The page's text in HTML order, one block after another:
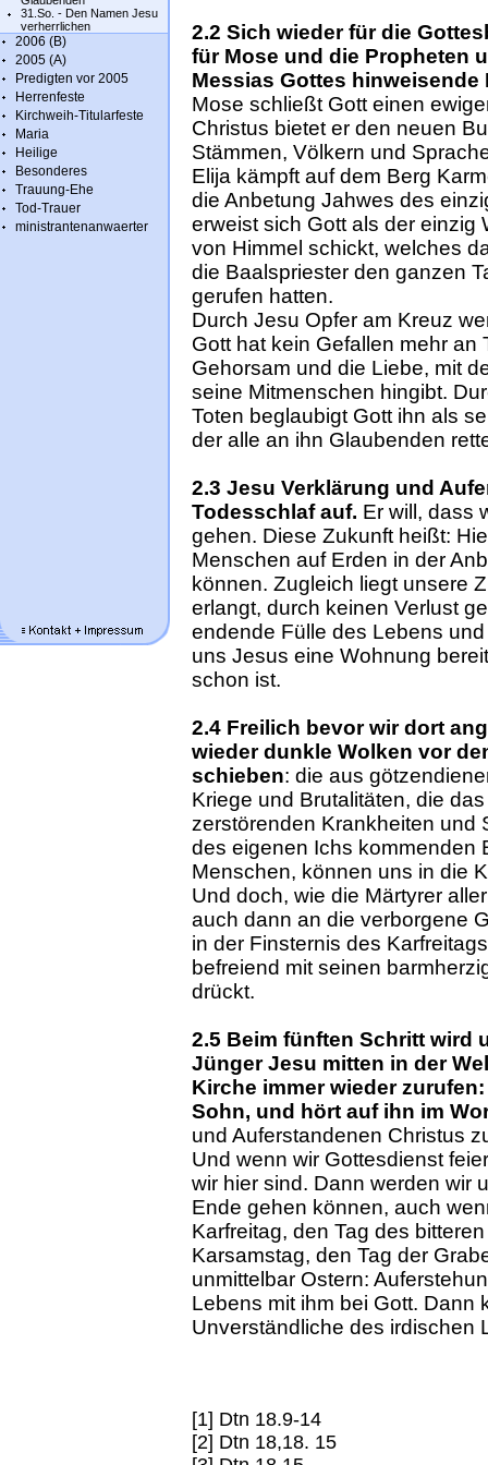
31.So. - Den Namen Jesu
verherrlichen
2006 (B)
2005 (A)
Predigten vor 2005
Herrenfeste
Kirchweih-Titularfeste
Maria
Heilige
Besonderes
Trauung-Ehe
Tod-Trauer
ministrantenanwaerter
2.2 Sich wieder für die
für Mose und die Propheten
Messias Gottes
Mose schließt Gott einen
Christus bietet er den neuen
Stämmen, Völkern und
Elija kämpft auf dem Berg
die Anbetung Jahwes des
erweist sich Gott als der einzig
von Himmel schickt, welches
die Baalspriester den ganzen
gerufen hatten.
Durch Jesu Opfer am Kreuz
Gott hat kein Gefallen mehr an
Gehorsam und die Liebe, mit
seine Mitmenschen hingibt.
Toten beglaubigt Gott ihn als
der alle an ihn Glaubenden
2.3 Jesu Verklärung und
Todesschlaf auf. Er will, dass
gehen. Diese Zukunft heißt:
Menschen auf Erden in der
können. Zugleich liegt unsere
erlangt, durch keinen Verlust
endende Fülle des Lebens
uns Jesus eine Wohnung
schon ist.
2.4 Freilich bevor wir dort
wieder dunkle Wolken vor
schieben: die aus
Kriege und Brutalitäten, die
zerstörenden Krankheiten und
des eigenen Ichs kommenden
Menschen, können uns in die
Und doch, wie die Märtyrer
auch dann an die verborgene
in der Finsternis des
befreiend mit seinen
drückt.
2.5 Beim fünften Schritt wird
Jünger Jesu mitten in der
Kirche immer wieder
Sohn, und hört auf ihn im
und Auferstandenen Christus
Und wenn wir Gottesdienst
wir hier sind. Dann werden wir
Ende gehen können, auch
Karfreitag, den Tag des
Karsamstag, den Tag der
unmittelbar Ostern:
Lebens mit ihm bei Gott. Dann
Unverständliche des irdischen
[1] Dtn 18.9-14
[2] Dtn 18,18. 15